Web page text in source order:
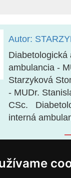
Autor:
Diabetologická
ambulancia -
Starzyková
- MUDr.
CSc.
interná
do
okres